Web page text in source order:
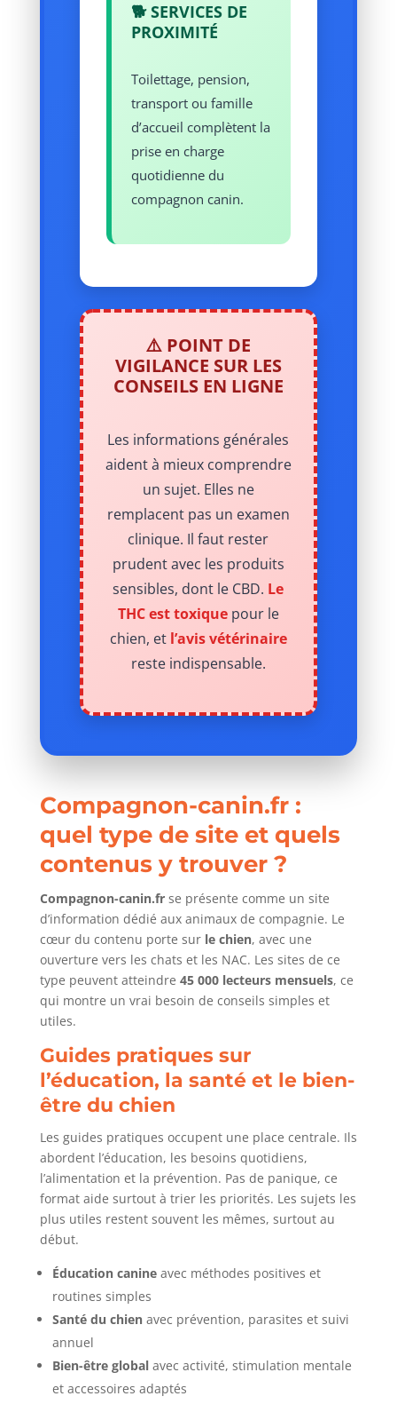
🐕 SERVICES DE
PROXIMITÉ
Toilettage, pension,
transport ou famille
d’accueil complètent la
prise en charge
quotidienne du
compagnon canin.
⚠️ POINT DE
VIGILANCE SUR LES
CONSEILS EN LIGNE
Les informations générales
aident à mieux comprendre
un sujet. Elles ne
remplacent pas un examen
clinique. Il faut rester
prudent avec les produits
sensibles, dont le CBD. Le
THC est toxiquepour le
chien, et l’avis vétérinaire
reste indispensable.
Compagnon-canin.fr :
quel type de site et quels
contenus y trouver ?
Compagnon-canin.frse présente comme un site
d’information dédié aux animaux de compagnie. Le
cœur du contenu porte sur le chien, avec une
ouverture vers les chats et les NAC. Les sites de ce
type peuvent atteindre 45 000 lecteurs mensuels, ce
qui montre un vrai besoin de conseils simples et
utiles.
Guides pratiques sur
l’éducation, la santé et le bien-
être du chien
Les guides pratiques occupent une place centrale. Ils
abordent l’éducation, les besoins quotidiens,
l’alimentation et la prévention. Pas de panique, ce
format aide surtout à trier les priorités. Les sujets les
plus utiles restent souvent les mêmes, surtout au
début.
Éducation canineavec méthodes positives et
routines simples
Santé du chienavec prévention, parasites et suivi
annuel
Bien-être globalavec activité, stimulation mentale
et accessoires adaptés